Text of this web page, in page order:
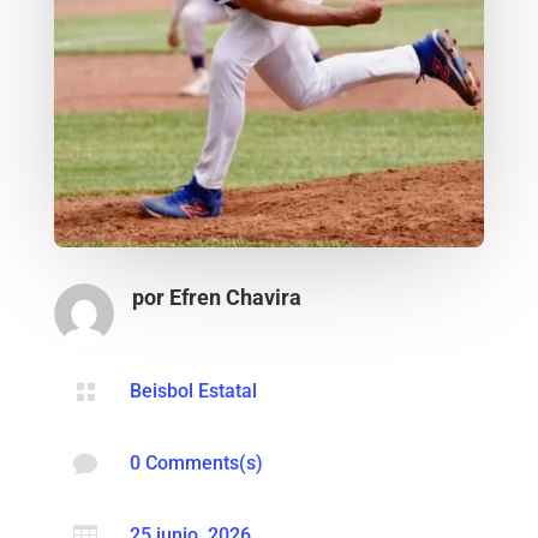
por Efren Chavira
 Beisbol Estatal
 0 Comments(s)